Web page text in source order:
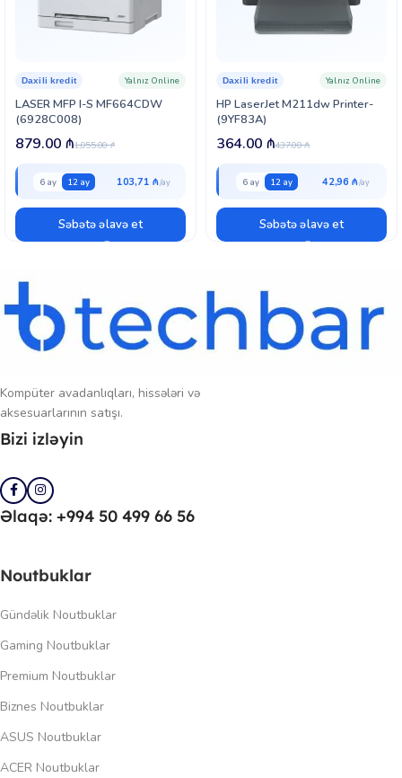
beləliklə ofisdə tələbatı olan bütün funksiyonları bir arada təmin edir.
LASER MFP I-S MF664CDW
(6928C008)
Daxili kredit Yalnız Online
1,055.00₼
879.00 ₼
6 ay 12 ay 103,71 ₼
Səbətə əlavə et
HP LaserJet M211dw Printer-
(9YF83A)
Daxili kredit Yalnız Online
437.00₼
364.00 ₼
6 ay 12 ay 42,96 ₼
Səbətə əlavə et
Kompüter avadanlıqları, hissələri və
aksesuarlarının satışı.
Bizi izləyin
Əlaqə: +994 50 499 66 56
Noutbuklar
Gündəlik Noutbuklar
Gaming Noutbuklar
Premium Noutbuklar
Biznes Noutbuklar
ASUS Noutbuklar
ACER Noutbuklar